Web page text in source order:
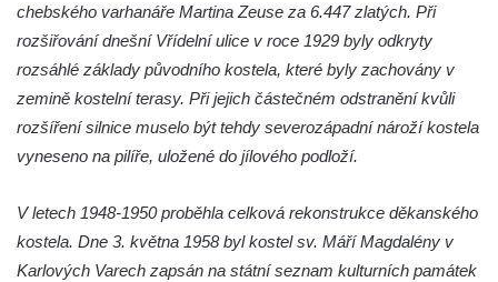
Kaple Anděla Strážce na Valdeku
Márnice na bývalém hřbitově u kostela
svatých Šimona a Judy v Lipové u Šluknova
Hřbitovní kaple v Lobendavě
Lobendavě
Márnice na bývalém hřbitově u kostela
chebského varhanáře Martina Zeuse za 6.447 zlatých. Při
rozšiřování dnešní Vřídelní ulice v roce 1929 byly odkryty
rozsáhlé základy původního kostela, které byly zachovány v
zemině kostelní terasy. Při jejich částečném odstranění kvůli
rozšíření silnice muselo být tehdy severozápadní nároží kostela
vyneseno na pilíře, uložené do jílového podloží.
V letech 1948-1950 proběhla celková rekonstrukce děkanského
kostela. Dne 3. května 1958 byl kostel sv. Máří Magdalény v
Karlových Varech zapsán na státní seznam kulturních památek